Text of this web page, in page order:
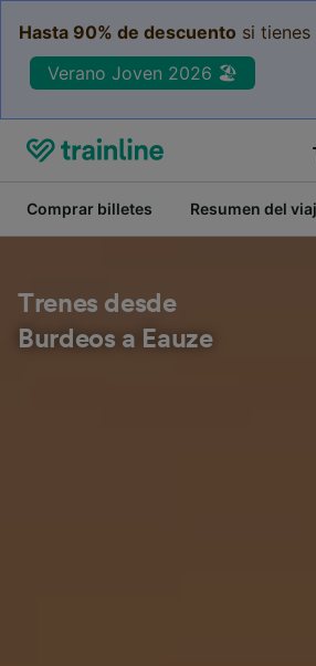
Hasta 90% de descuento si
Verano Joven 2026 🏖️
Comprar billetes Resumen del
Trenes desde
Burdeos a Eauze